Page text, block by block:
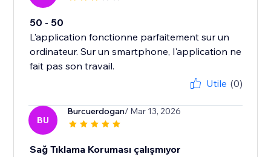
50 - 50
L'application fonctionne parfaitement sur un
ordinateur. Sur un smartphone, l'application ne
fait pas son travail.
Utile (0)
BU
Burcuerdogan/ Mar 13, 2026
Sağ Tıklama Koruması çalışmıyor